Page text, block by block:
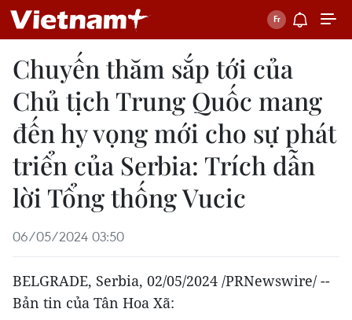
Chuyến thăm sắp tới của
Chủ tịch Trung Quốc mang
đến hy vọng mới cho sự phát
triển của Serbia: Trích dẫn
lời Tổng thống Vucic
06/05/2024 03:50
BELGRADE, Serbia, 02/05/2024 /PRNewswire/ --
Bản tin của Tân Hoa Xã: